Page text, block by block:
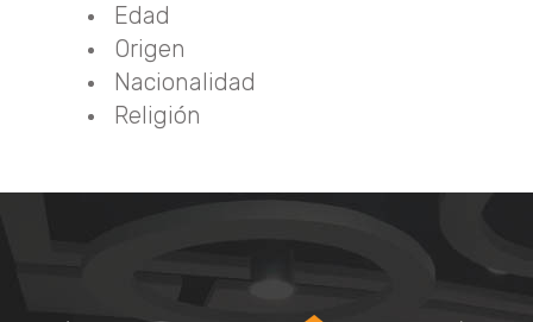
Edad
Origen
Nacionalidad
Religión